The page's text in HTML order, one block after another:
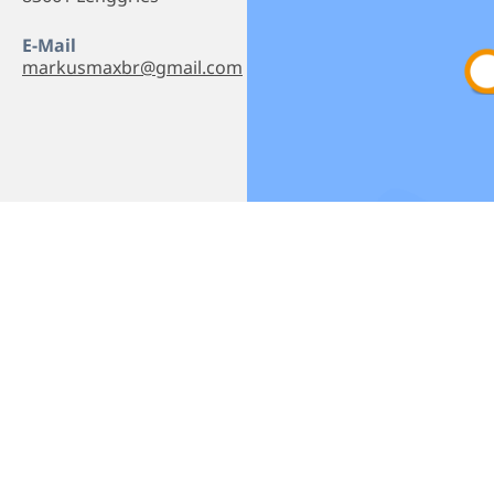
E-Mail
markusmaxbr@gmail.com